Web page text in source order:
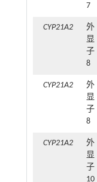
7
CYP21A2
外
显
子
8
CYP21A2
外
显
子
8
CYP21A2
外
显
子
10